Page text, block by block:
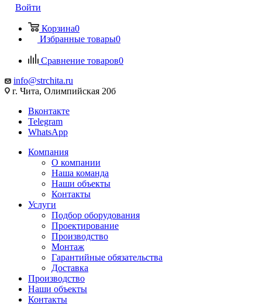
Войти
Корзина0
Избранные товары0
Сравнение товаров0
info@strchita.ru
г. Чита, Олимпийская 20б
Вконтакте
Telegram
WhatsApp
Компания
О компании
Наша команда
Наши объекты
Контакты
Услуги
Подбор оборудования
Проектирование
Производство
Монтаж
Гарантийные обязательства
Доставка
Производство
Наши объекты
Контакты